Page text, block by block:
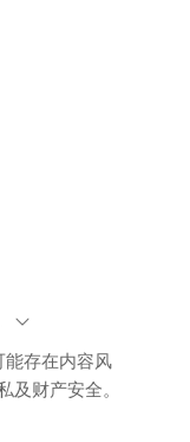
能存在内容风
及财产安全。